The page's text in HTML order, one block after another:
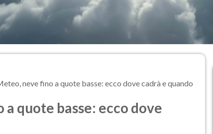
neve fino a quote basse: ecco dove cadrà e quando
quote basse: ecco dove